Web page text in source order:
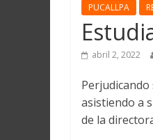
PUCALLPA
abril 2, 2022
asistiendo a
de la